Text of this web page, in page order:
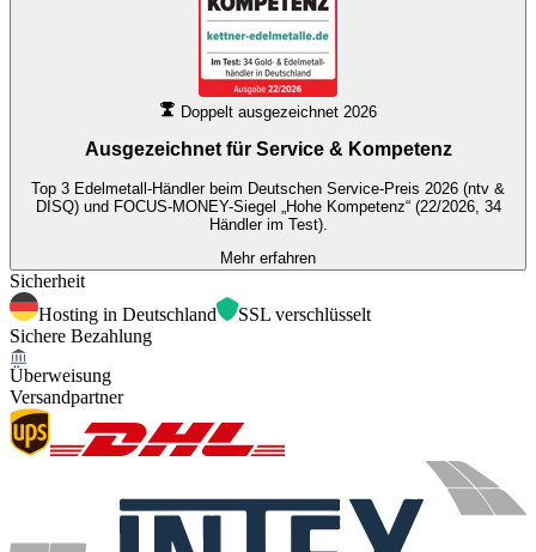
Doppelt ausgezeichnet 2026
Ausgezeichnet für Service & Kompetenz
Top 3 Edelmetall-Händler beim Deutschen Service-Preis 2026 (ntv &
DISQ) und FOCUS-MONEY-Siegel „Hohe Kompetenz“ (22/2026, 34
Händler im Test).
Mehr erfahren
Sicherheit
Hosting in Deutschland
SSL verschlüsselt
Sichere Bezahlung
Überweisung
Versandpartner